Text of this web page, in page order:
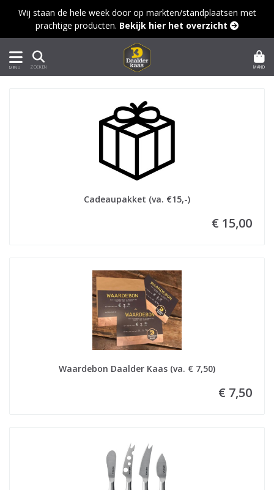
Wij staan de hele week door op markten/standplaatsen met
prachtige producten. Bekijk hier het overzicht 
MENU ZOEKEN MAND
Cadeaupakket (va. €15,-)
€ 15,00
Waardebon Daalder Kaas (va. € 7,50)
€ 7,50